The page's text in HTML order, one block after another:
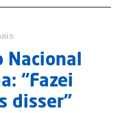
Nacional
“Fazei
disser”